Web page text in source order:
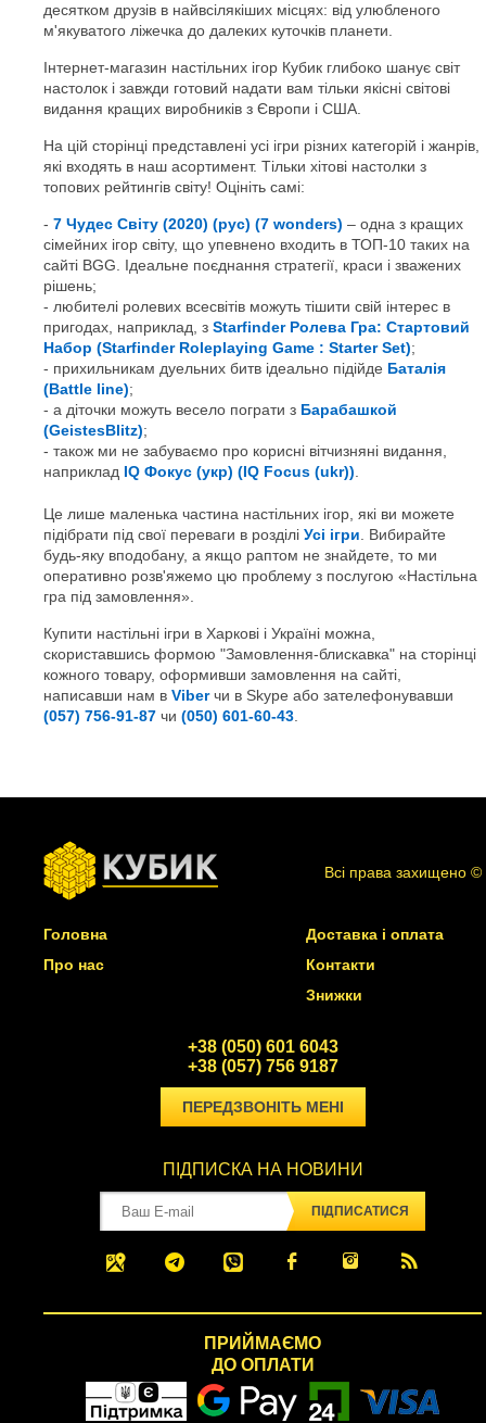
десятком друзів в найвсілякіших місцях: від улюбленого
м'якуватого ліжечка до далеких куточків планети.
Інтернет-магазин настільних ігор Кубик глибоко шанує світ
настолок і завжди готовий надати вам тільки якісні світові
видання кращих виробників з Європи і США.
На цій сторінці представлені усі ігри різних категорій і жанрів,
які входять в наш асортимент. Тільки хітові настолки з
топових рейтингів світу! Оцініть самі:
7 Чудес Світу (2020) (рус) (7 wonders) – одна з кращих
сімейних ігор світу, що упевнено входить в ТОП-10 таких на
сайті BGG. Ідеальне поєднання стратегії, краси і зважених
рішень;
любителі ролевих всесвітів можуть тішити свій інтерес в
пригодах, наприклад, з Starfinder Ролева Гра: Стартовий
Набор (Starfinder Roleplaying Game : Starter Set);
прихильникам дуельних битв ідеально підійде Баталія
(Battle line);
а діточки можуть весело пограти з Барабашкой
(GeistesBlitz);
також ми не забуваємо про корисні вітчизняні видання,
наприклад IQ Фокус (укр) (IQ Focus (ukr)).
Це лише маленька частина настільних ігор, які ви можете
підібрати під свої переваги в розділі Усі ігри. Вибирайте
будь-яку вподобану, а якщо раптом не знайдете, то ми
оперативно розв'яжемо цю проблему з послугою «Настільна
гра під замовлення».
Купити настільні ігри в Харкові і Україні можна,
скориставшись формою "Замовлення-блискавка" на сторінці
кожного товару, оформивши замовлення на сайті,
написавши нам в Viberчи в Skype або зателефонувавши
(057) 756-91-87 чи (050) 601-60-43.
Всі права захищено ©
Головна
Про нас
Доставка і оплата
Контакти
Знижки
+38 (050) 601 6043
+38 (057) 756 9187
ПЕРЕДЗВОНІТЬ МЕНІ
ПІДПИСКА НА НОВИНИ
ПІДПИСАТИСЯ
ПРИЙМАЄМО
ДО ОПЛАТИ